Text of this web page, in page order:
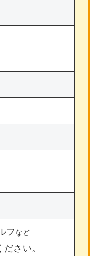
フなど
さい。